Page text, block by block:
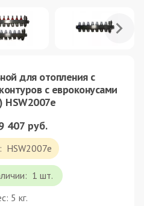
для отопления c
с еврoконусами
HSW2007e
HSW2007e
1 шт.
5 кг.
407 руб.